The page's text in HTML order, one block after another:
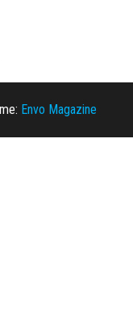
Envo Magazine